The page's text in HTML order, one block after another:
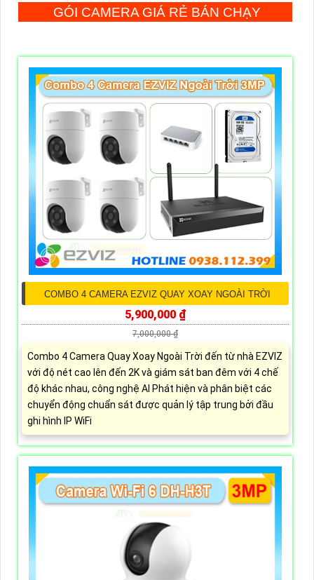
GÓI CAMERA GIÁ RẺ BÁN CHẠY
COMBO 4 CAMERA EZVIZ QUAY XOAY NGOÀI TRỜI
5,900,000 ₫
7,000,000 ₫
Combo 4 Camera Quay Xoay Ngoài Trời đến từ nhà EZVIZ
với độ nét cao lên đến 2K và giám sát ban đêm với 4 chế
độ khác nhau, công nghệ AI Phát hiện và phân biệt các
chuyển động chuẩn sát được quản lý tập trung bởi đầu
ghi hình IP WiFi